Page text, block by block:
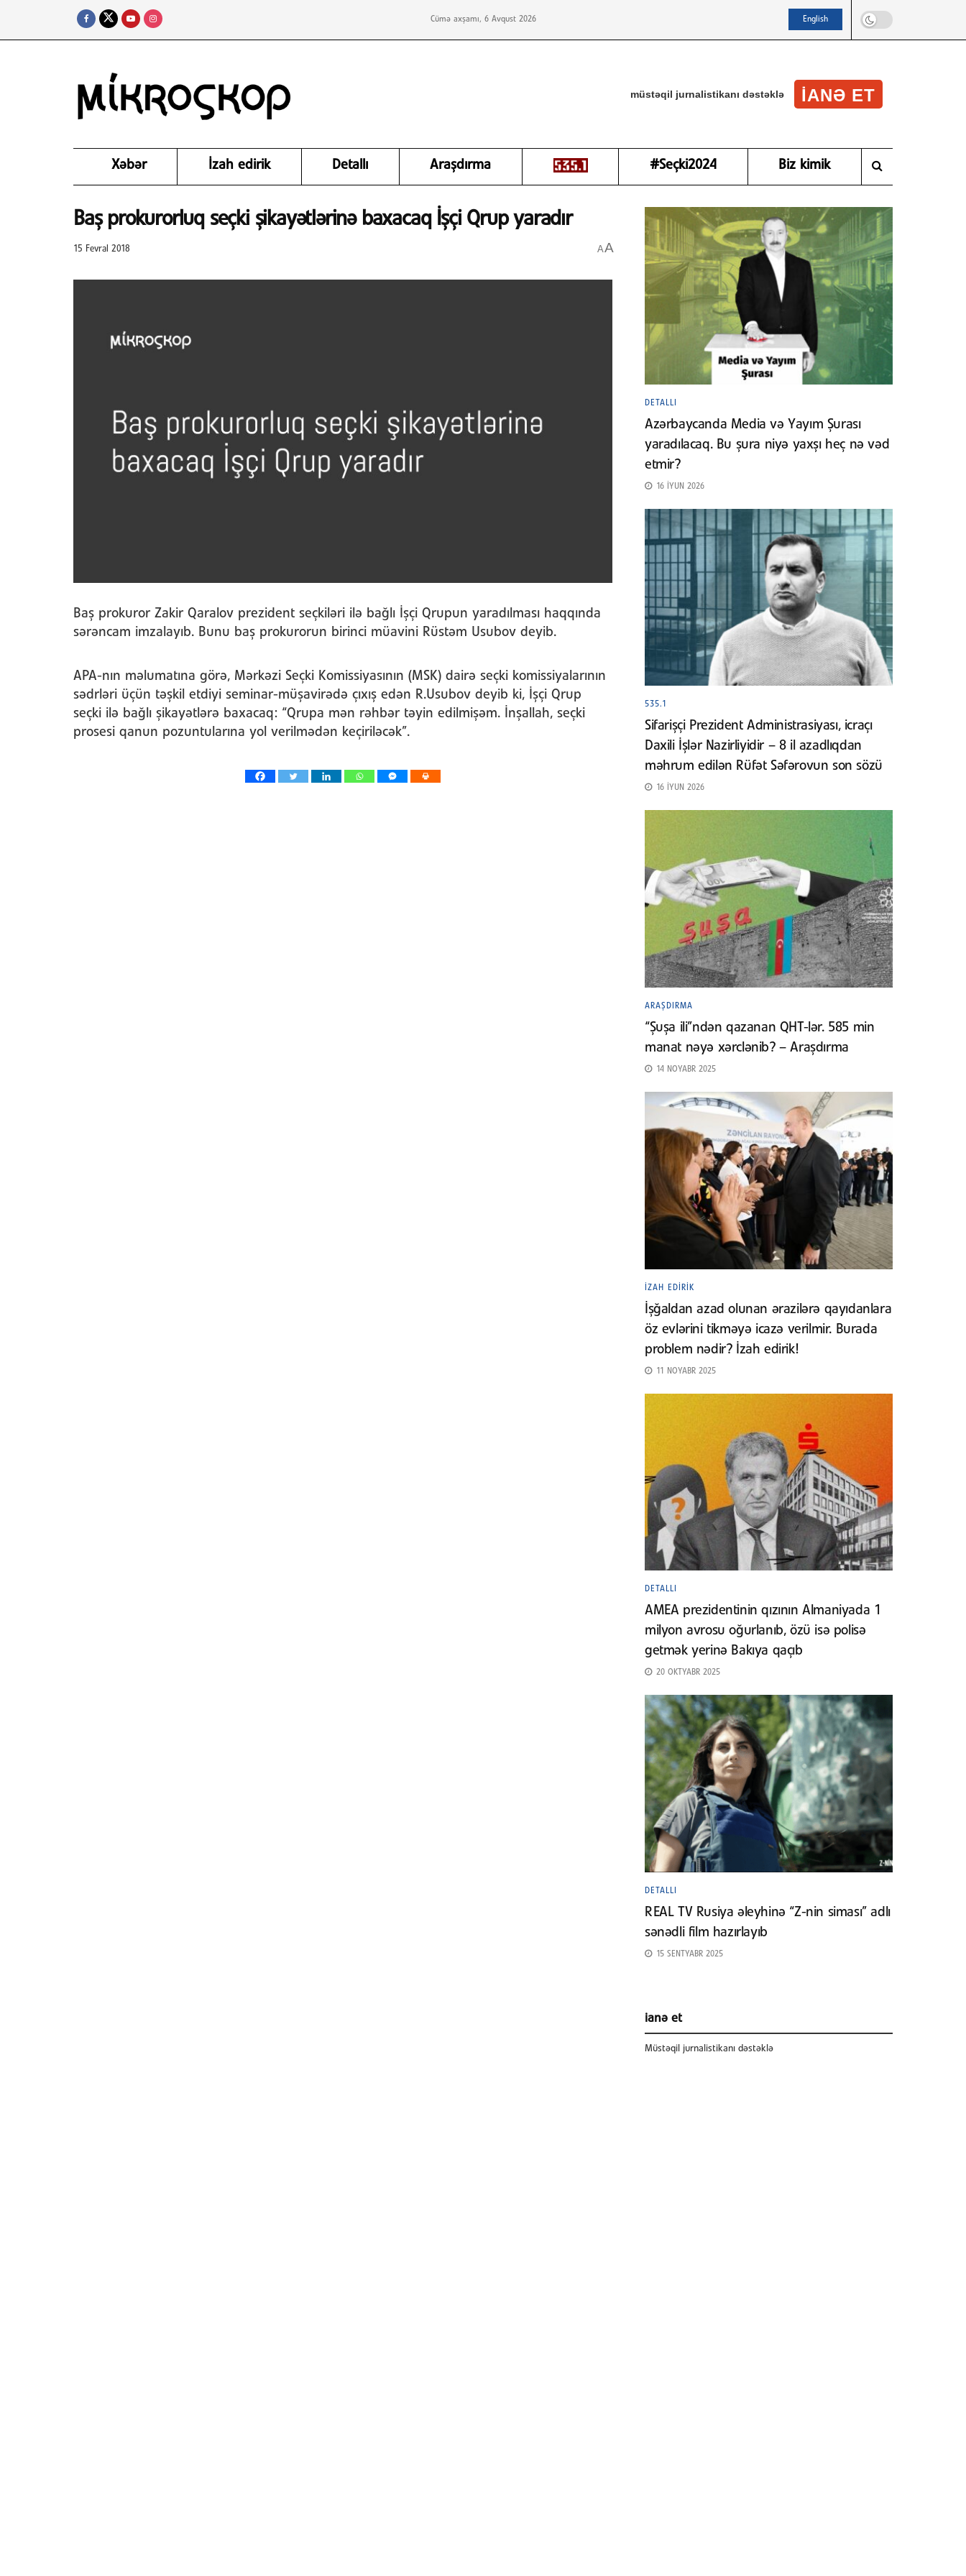
Cümə axşamı, 6 Avqust 2026 English
müstəqil jurnalistikanı dəstəklə IANƏ ET
Xəbər İzah edirik Detallı Araşdırma #Seçki2024 Biz kimik
Baş prokurorluq seçki şikayətlərinə baxacaq İşçi Qrup yaradır
15 Fevral 2018 AA
Baş prokuror Zakir Qaralov prezident seçkiləri ilə bağlı İşçi Qrupun yaradılması haqqında
sərəncam imzalayıb. Bunu baş prokurorun birinci müavini Rüstəm Usubov deyib.
APA-nın məlumatına görə, Mərkəzi Seçki Komissiyasının (MSK) dairə seçki komissiyalarının
sədrləri üçün təşkil etdiyi seminar-müşavirədə çıxış edən R.Usubov deyib ki, İşçi Qrup
seçki ilə bağlı şikayətlərə baxacaq: “Qrupa mən rəhbər təyin edilmişəm. İnşallah, seçki
prosesi qanun pozuntularına yol verilmədən keçiriləcək”.
DETALLI
Azərbaycanda Media və Yayım Şurası
yaradılacaq. Bu şura niyə yaxşı heç nə vəd
etmir?
16 İYUN 2026
535.1
Sifarişçi Prezident Administrasiyası, icraçı
Daxili İşlər Nazirliyidir – 8 il azadlıqdan
məhrum edilən Rüfət Səfərovun son sözü
16 İYUN 2026
ARAŞDIRMA
“Şuşa ili”ndən qazanan QHT-lər. 585 min
manat nəyə xərclənib? – Araşdırma
14 NOYABR 2025
İZAH EDIRIK
İşğaldan azad olunan ərazilərə qayıdanlara
öz evlərini tikməyə icazə verilmir. Burada
problem nədir? İzah edirik!
11 NOYABR 2025
DETALLI
AMEA prezidentinin qızının Almaniyada 1
milyon avrosu oğurlanıb, özü isə polisə
getmək yerinə Bakıya qaçıb
20 OKTYABR 2025
DETALLI
REAL TV Rusiya əleyhinə “Z-nin siması” adlı
sənədli film hazırlayıb
15 SENTYABR 2025
ianə et
Müstəqil jurnalistikanı dəstəklə